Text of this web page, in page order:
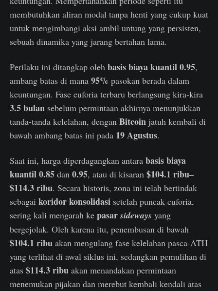
membutuhkan aliran modal tanpa henti yang cukup kuat
untuk mengimbangi aksi ambil untung yang persisten,
sebuah dinamika yang jarang bertahan lama.
Perilaku ini ditangkap oleh basis biaya kuantil 0.95,
ambang batas di mana 95% pasokan berada dalam
keuntungan. Fase euforia terbaru berlangsung kira-kira
3.5 bulan sebelum permintaan akhirnya menunjukkan
tanda-tanda kelelahan, dengan Bitcoin jatuh kembali di
bawah ambang batas ini pada 19 Agustus.
Saat ini, harga diperdagangkan antara basis biaya
kuantil 0.85 dan 0.95, atau di kisaran $104.1 ribu–
$114.3 ribu. Secara historis, zona ini telah bertindak
sebagai koridor konsolidasi setelah puncak euforia,
sering kali mengarah ke pasarsideways yang
bergejolak. Oleh karena itu, penembusan di bawah
$104.1 ribu akan mengulang fase kelelahan pasca-ATH
yang terlihat di awal siklus ini, sedangkan pemulihan di
atas $114.3 ribu akan menandakan permintaan
menemukan pijakan dan merebut kembali kendali atas